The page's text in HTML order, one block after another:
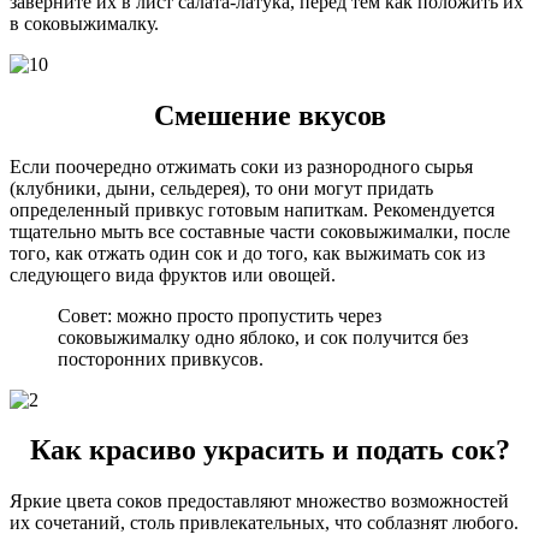
в соковыжималку.
Смешение вкусов
Если поочередно отжимать соки из разнородного сырья
(клубники, дыни, сельдерея), то они могут придать
определенный привкус готовым напиткам. Рекомендуется
тщательно мыть все составные части соковыжималки, после
того, как отжать один сок и до того, как выжимать сок из
следующего вида фруктов или овощей.
Совет: можно просто пропустить через
соковыжималку одно яблоко, и сок получится без
посторонних привкусов.
Как красиво украсить и подать сок?
Яркие цвета соков предоставляют множество возможностей
их сочетаний, столь привлекательных, что соблазнят любого.